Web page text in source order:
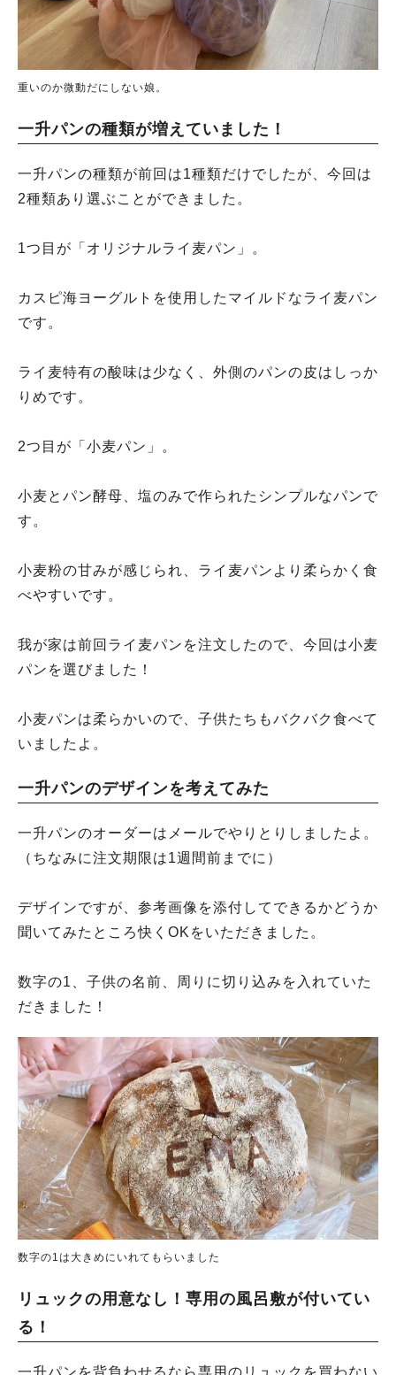
重いのか微動だにしない娘。
一升パンの種類が増えていました！
一升パンの種類が前回は1種類だけでしたが、今回は
2種類あり選ぶことができました。
1つ目が「オリジナルライ麦パン」。
カスピ海ヨーグルトを使用したマイルドなライ麦パン
です。
ライ麦特有の酸味は少なく、外側のパンの皮はしっか
りめです。
2つ目が「小麦パン」。
小麦とパン酵母、塩のみで作られたシンプルなパンで
す。
小麦粉の甘みが感じられ、ライ麦パンより柔らかく食
べやすいです。
我が家は前回ライ麦パンを注文したので、今回は小麦
パンを選びました！
小麦パンは柔らかいので、子供たちもバクバク食べて
いましたよ。
一升パンのデザインを考えてみた
一升パンのオーダーはメールでやりとりしましたよ。
（ちなみに注文期限は1週間前までに）
デザインですが、参考画像を添付してできるかどうか
聞いてみたところ快くOKをいただきました。
数字の1、子供の名前、周りに切り込みを入れていた
だきました！
数字の1は大きめにいれてもらいました
リュックの用意なし！専用の風呂敷が付いてい
る！